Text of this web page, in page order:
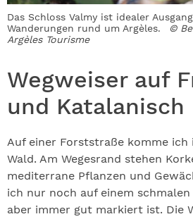
Das Schloss Valmy ist idealer
Wanderungen rund um Argèles.
©
Argèles Tourisme
Wegweiser auf
und Katalanisch
Auf einer Forststraße komme ich
Wald. Am Wegesrand stehen
mediterrane Pflanzen und
ich nur noch auf einem
aber immer gut markiert ist. Die